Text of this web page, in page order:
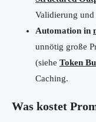
Validierung
Automation in
unnötig große
(siehe Token
Caching.
Was kostet